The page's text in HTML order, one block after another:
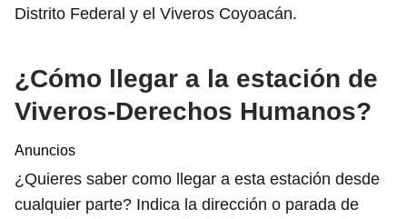
Distrito Federal y el Viveros Coyoacán.
¿Cómo llegar a la estación de
Viveros-Derechos Humanos?
Anuncios
¿Quieres saber como llegar a esta estación desde
cualquier parte? Indica la dirección o parada de